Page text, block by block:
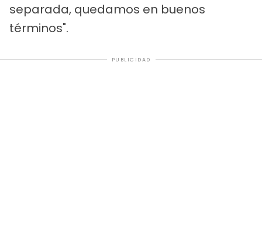
separada, quedamos en buenos
términos".
PUBLICIDAD